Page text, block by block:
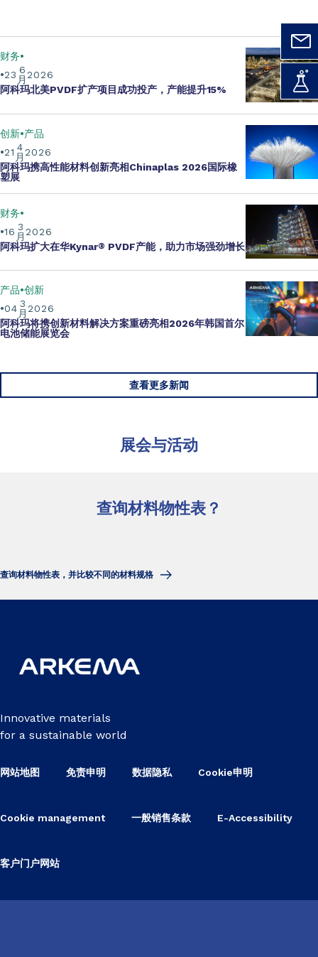
6
月
23 2026
财务
阿科玛北美PVDF扩产项目成功投产，产能提升15%
4
月
21 2026
创新 产品
阿科玛携高性能材料创新亮相Chinaplas 2026国际橡
塑展
3
月
16 2026
财务
阿科玛扩大在华Kynar® PVDF产能，助力市场强劲增长
3
月
04 2026
产品 创新
阿科玛将携创新材料解决方案重磅亮相2026年韩国首尔
电池储能展览会
查看更多新闻
展会与活动
查询材料物性表？
查询材料物性表，并比较不同的材料规格
Innovative materials
for a sustainable world
网站地图 免责申明 数据隐私 Cookie申明
Cookie management 一般销售条款 E-Accessibility
客户门户网站